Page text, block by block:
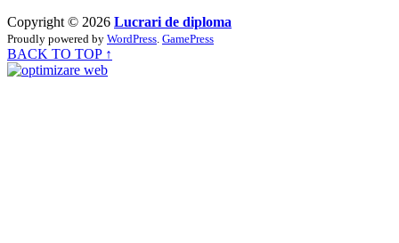
Copyright © 2026 Lucrari de diploma
Proudly powered by WordPress GamePress
BACK TO TOP ↑